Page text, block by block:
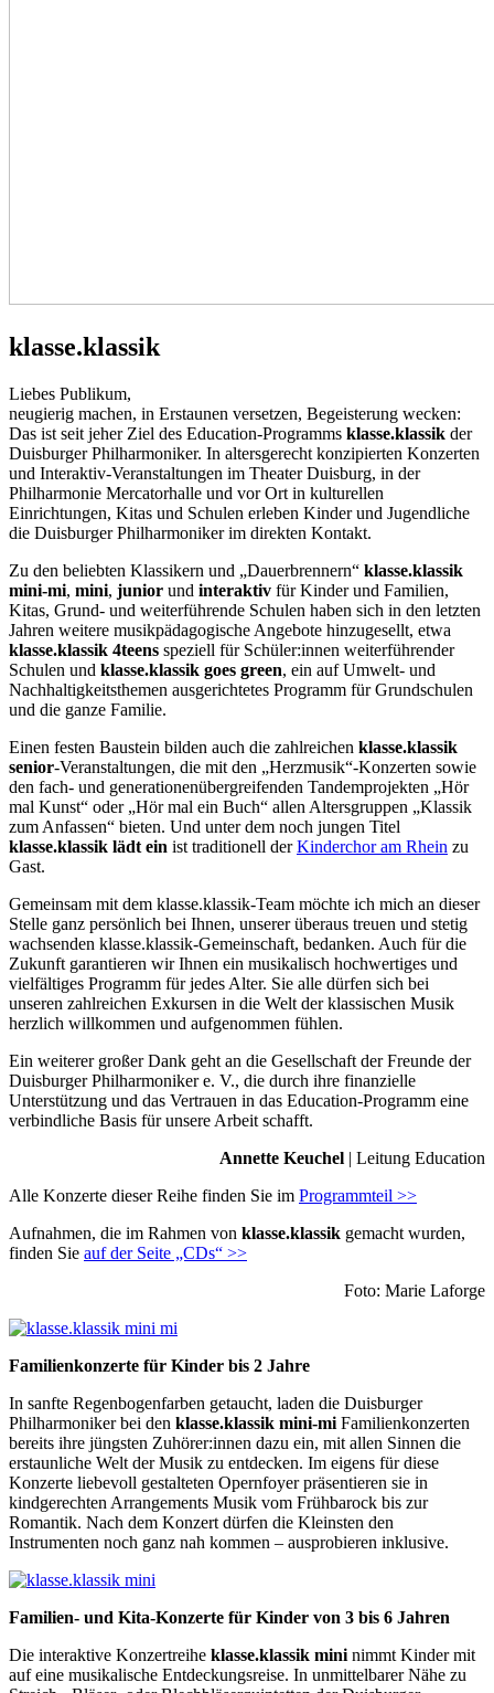
klasse.klassik
Liebes Publikum,
neugierig machen, in Erstaunen versetzen, Begeisterung wecken:
Das ist seit jeher Ziel des Education-Programms klasse.klassik der
Duisburger Phil­harmoniker. In altersgerecht konzipierten Konzerten
und Interaktiv-Veranstaltungen im Theater Duisburg, in der
Philharmonie Mercatorhalle und vor Ort in kulturellen
Einrichtungen, Kitas und Schulen erleben Kinder und Jugendliche
die Duisburger Philharmoniker im direkten Kontakt.
Zu den beliebten Klassikern und „Dauerbrennern“ klasse.klassik
mini-mi, mini, junior und interaktiv für Kinder und Familien,
Kitas, Grund- und weiterführende Schulen haben sich in den letzten
Jahren weitere musikpädagogische Angebote hinzugesellt, etwa
klasse.klassik 4teens speziell für Schüler:innen weiterführender
Schulen und klasse.klassik goes green, ein auf Umwelt- und
Nachhaltigkeitsthemen ausgerichtetes Programm für Grundschulen
und die ganze Familie.
Einen festen Baustein bilden auch die zahlreichen klasse.klassik
senior-Veranstaltungen, die mit den „Herzmusik“-Konzerten sowie
den fach- und generationenübergreifenden Tandemprojekten „Hör
mal Kunst“ oder „Hör mal ein Buch“ allen Altersgruppen „Klassik
zum Anfassen“ bieten. Und unter dem noch jungen Titel
klasse.klassik lädt ein ist traditionell derKinderchor am Rhein zu
Gast.
Gemeinsam mit dem klasse.klassik-Team möchte ich mich an dieser
Stelle ganz persönlich bei Ihnen, unserer überaus treuen und stetig
wachsenden klasse.klassik-Gemeinschaft, bedanken. Auch für die
Zukunft garantieren wir Ihnen ein musikalisch hochwertiges und
vielfältiges Programm für jedes Alter. Sie alle dürfen sich bei
unseren zahlreichen Exkursen in die Welt der klassischen Musik
herzlich willkommen und aufgenommen fühlen.
Ein weiterer großer Dank geht an die Gesellschaft der Freunde der
Duisburger Philharmoniker e. V., die durch ihre finanzielle
Unterstützung und das Vertrauen in das Education-Programm eine
verbindliche Basis für unsere Arbeit schafft.
Annette Keuchel | Leitung Education
Alle Konzerte dieser Reihe finden Sie im Programmteil >>
Aufnahmen, die im Rahmen von klasse.klassik gemacht wurden,
finden Sie auf der Seite „CDs“ >>
Foto: Marie Laforge
klasse.klassik
mini-
mi
Familienkonzerte für Kinder bis 2 Jahre
In sanfte Regenbogenfarben getaucht, laden die Duisburger
Philharmoniker bei den klasse.klassik mini-mi Familienkonzerten
bereits ihre jüngsten Zuhörer:innen dazu ein, mit allen Sinnen die
erstaunliche Welt der Musik zu entdecken. Im eigens für diese
Konzerte liebevoll gestalteten Opernfoyer präsentieren sie in
kindgerechten Arrangements Musik vom Frühbarock bis zur
Romantik. Nach dem Konzert dürfen die Kleinsten den
Instrumenten noch ganz nah kommen – ausprobieren inklusive.
klasse.klassik
mini
Familien- und Kita-Konzerte für Kinder von 3 bis 6 Jahren
Die interaktive Konzertreihe klasse.klassik mini nimmt Kinder mit
auf eine musikalische Entdeckungsreise. In unmittelbarer Nähe zu